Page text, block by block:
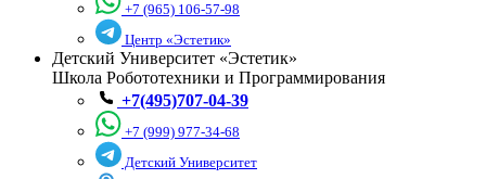
+7 (965) 106-57-98
Центр «Эстетик»
Детский Университет «Эстетик»
Школа Робототехники и Программирования
+7(495)707-04-39
+7 (999) 977-34-68
Детский Университет